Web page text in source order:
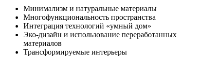
Минимализм и натуральные материалы
Многофункциональность пространства
Интеграция технологий «умный дом»
Эко-дизайн и использование переработанных
материалов
Трансформируемые интерьеры